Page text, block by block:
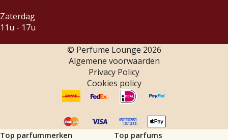
Zaterdag
11u - 17u
© Perfume Lounge 2026
Algemene voorwaarden
Privacy Policy
Cookies policy
Top parfummerken Top parfums